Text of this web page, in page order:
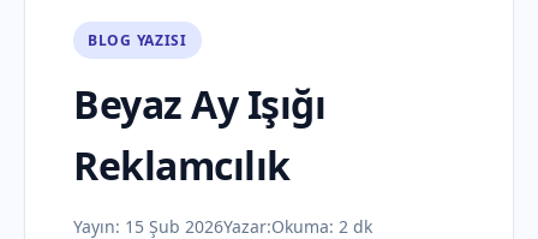
BLOG YAZISI
Beyaz Ay Işığı
Reklamcılık
Yayın: 15 Şub 2026Yazar:Okuma: 2 dk